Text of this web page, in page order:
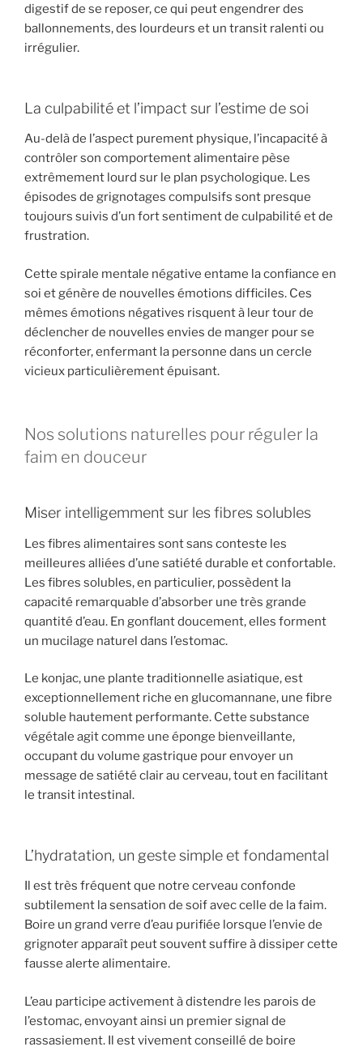
digestif de se reposer, ce qui peut engendrer des
ballonnements, des lourdeurs et un transit ralenti ou
irrégulier.
La culpabilité et l’impact sur l’estime de soi
Au-delà de l’aspect purement physique, l’incapacité à
contrôler son comportement alimentaire pèse
extrêmement lourd sur le plan psychologique. Les
épisodes de grignotages compulsifs sont presque
toujours suivis d’un fort sentiment de culpabilité et de
frustration.
Cette spirale mentale négative entame la confiance en
soi et génère de nouvelles émotions difficiles. Ces
mêmes émotions négatives risquent à leur tour de
déclencher de nouvelles envies de manger pour se
réconforter, enfermant la personne dans un cercle
vicieux particulièrement épuisant.
Nos solutions naturelles pour réguler la
faim en douceur
Miser intelligemment sur les fibres solubles
Les fibres alimentaires sont sans conteste les
meilleures alliées d’une satiété durable et confortable.
Les fibres solubles, en particulier, possèdent la
capacité remarquable d’absorber une très grande
quantité d’eau. En gonflant doucement, elles forment
un mucilage naturel dans l’estomac.
Le konjac, une plante traditionnelle asiatique, est
exceptionnellement riche en glucomannane, une fibre
soluble hautement performante. Cette substance
végétale agit comme une éponge bienveillante,
occupant du volume gastrique pour envoyer un
message de satiété clair au cerveau, tout en facilitant
le transit intestinal.
L’hydratation, un geste simple et fondamental
Il est très fréquent que notre cerveau confonde
subtilement la sensation de soif avec celle de la faim.
Boire un grand verre d’eau purifiée lorsque l’envie de
grignoter apparaît peut souvent suffire à dissiper cette
fausse alerte alimentaire.
L’eau participe activement à distendre les parois de
l’estomac, envoyant ainsi un premier signal de
rassasiement. Il est vivement conseillé de boire